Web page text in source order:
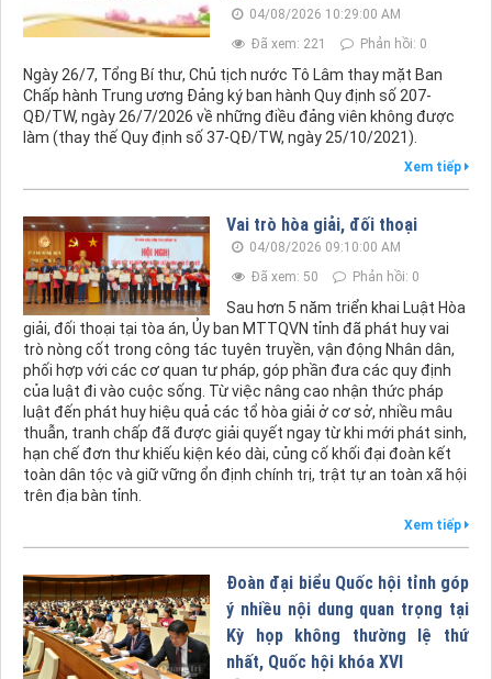
04/08/2026 10:29:00 AM
Đã xem: 221
Phản hồi: 0
Ngày 26/7, Tổng Bí thư, Chủ tịch nước Tô Lâm thay mặt Ban
Chấp hành Trung ương Đảng ký ban hành Quy định số 207-
QĐ/TW, ngày 26/7/2026 về những điều đảng viên không được
làm (thay thế Quy định số 37-QĐ/TW, ngày 25/10/2021).
Xem tiếp
Vai trò hòa giải, đối thoại
04/08/2026 09:10:00 AM
Đã xem: 50
Phản hồi: 0
Sau hơn 5 năm triển khai Luật Hòa
giải, đối thoại tại tòa án, Ủy ban MTTQVN tỉnh đã phát huy vai
trò nòng cốt trong công tác tuyên truyền, vận động Nhân dân,
phối hợp với các cơ quan tư pháp, góp phần đưa các quy định
của luật đi vào cuộc sống. Từ việc nâng cao nhận thức pháp
luật đến phát huy hiệu quả các tổ hòa giải ở cơ sở, nhiều mâu
thuẫn, tranh chấp đã được giải quyết ngay từ khi mới phát sinh,
hạn chế đơn thư khiếu kiện kéo dài, củng cố khối đại đoàn kết
toàn dân tộc và giữ vững ổn định chính trị, trật tự an toàn xã hội
trên địa bàn tỉnh.
Xem tiếp
Đoàn đại biểu Quốc hội tỉnh góp
ý nhiều nội dung quan trọng tại
Kỳ họp không thường lệ thứ
nhất, Quốc hội khóa XVI